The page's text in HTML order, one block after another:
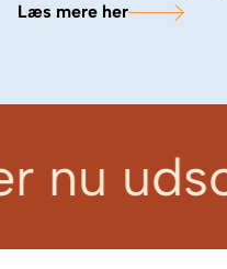
Læs mere her